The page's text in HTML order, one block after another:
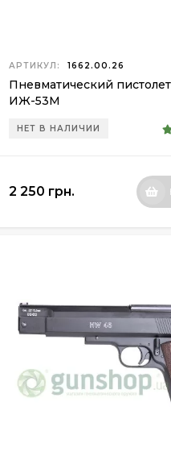
АРТИКУЛ: 1662.00.26
Пневматический пистолет
ИЖ-53М
НЕТ В НАЛИЧИИ
2 250 грн.